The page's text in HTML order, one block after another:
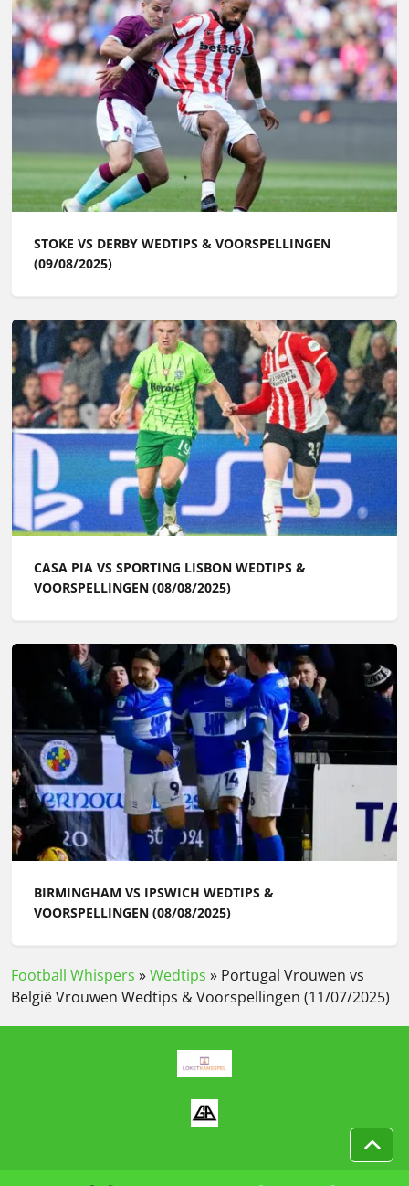
STOKE VS DERBY WEDTIPS & VOORSPELLINGEN
(09/08/2025)
CASA PIA VS SPORTING LISBON WEDTIPS &
VOORSPELLINGEN (08/08/2025)
BIRMINGHAM VS IPSWICH WEDTIPS &
VOORSPELLINGEN (08/08/2025)
Football Whispers »Wedtips » Portugal Vrouwen vs
België Vrouwen Wedtips & Voorspellingen (11/07/2025)